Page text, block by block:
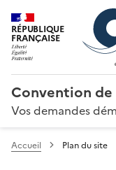
RÉPUBLIQUE
FRANÇAISE
Convention
Vos demandes
Accueil Plan du site